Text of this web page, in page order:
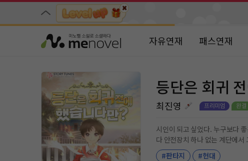
자유연재 패스연재
등단은 회귀
최진영
시인이 되고 싶었다. 누구보다 좋은 시를 쓰는 시
다 안전장치 하나 없는 계단에서 그만 미끄러졌다 [당신의 시와 시인으로서의 성품은 빛이 날 정도로 순수하지만, 그저 그것뿐이다. 가난한 시인은 블랙홀 속에
빛일 뿐이다.] 상업적인 제안을 건네던 한 사업가의 충고가 마지막 순간 뇌리에 스친다 눈앞이 점점 흐릿해진다. 의미 없는 깨달음에 웃음이 나왔다. 마치 모니터
#판타지
#현대